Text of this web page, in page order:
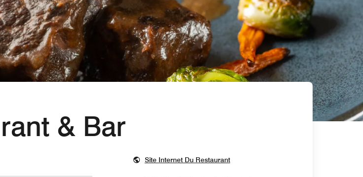
& Bar
Site Internet Du RestaurantOpens In New Window